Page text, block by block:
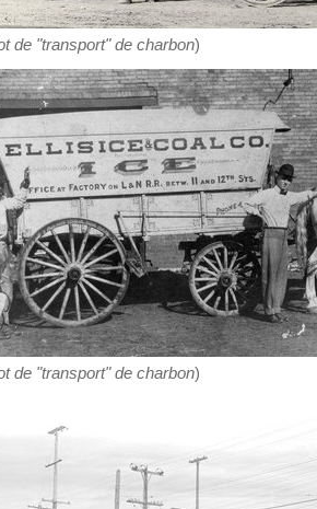
de "transport" de charbon)
de "transport" de charbon)